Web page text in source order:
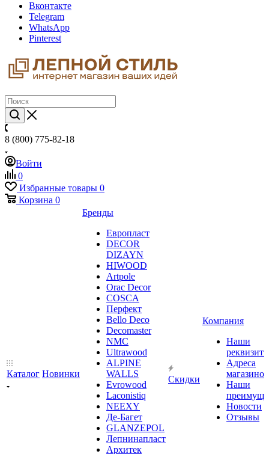
Вконтакте
Telegram
WhatsApp
Pinterest
8 (800) 775-82-18
Войти
0
Избранные товары 0
Корзина 0
Каталог Новинки
Бренды
Европласт
DECOR
DIZAYN
HIWOOD
Artpole
Orac Decor
COSCA
Перфект
Bello Deco
Decomaster
NMС
Ultrawood
ALPINE
WALLS
Evrowood
Laconistiq
NEEXY
Де-Багет
GLANZEPOL
Лепнинапласт
Архитек
Скидки
Компания
Наши
Адреса
магазинов
Наши
Новости
Отзывы